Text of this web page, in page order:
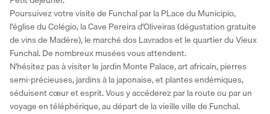
Poursuivez votre visite de Funchal par la PLace du Municipio,
l'église du Colégio, la Cave Pereira d'Oliveiras (dégustation gratuite
de vins de Madère), le marché dos Lavrados et le quartier du Vieux
Funchal. De nombreux musées vous attendent.
N'hésitez pas à visiter le jardin Monte Palace, art africain, pierres
semi-précieuses, jardins à la japonaise, et plantes endémiques,
séduisent cœur et esprit. Vous y accéderez par la route ou par un
voyage en téléphérique, au départ de la vieille ville de Funchal.